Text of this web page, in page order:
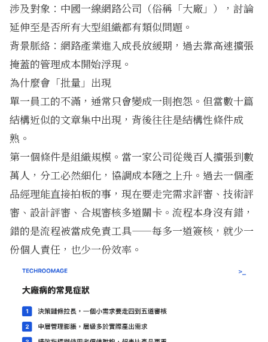
涉及對象：中國一線網路公司（俗稱「大廠」），討論
延伸至是否所有大型組織都有類似問題。
背景脈絡：網路產業進入成長放緩期，過去靠高速擴張
掩蓋的管理成本開始浮現。
為什麼會「批量」出現
單一員工的不滿，通常只會變成一則抱怨。但當數十篇
結構近似的文章集中出現，背後往往是結構性條件成
熟。
第一個條件是組織規模。當一家公司從幾百人擴張到數
萬人，分工必然細化，協調成本隨之上升。過去一個產
品經理能直接拍板的事，現在要走完需求評審、技術評
審、設計評審、合規審核多道關卡。流程本身沒有錯，
錯的是流程被當成免責工具——每多一道簽核，就少一
份個人責任，也少一份效率。